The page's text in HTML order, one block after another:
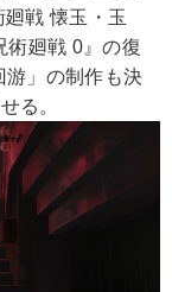
戦 懐玉・玉
術廻戦 0』の復
游」の制作も決
る。